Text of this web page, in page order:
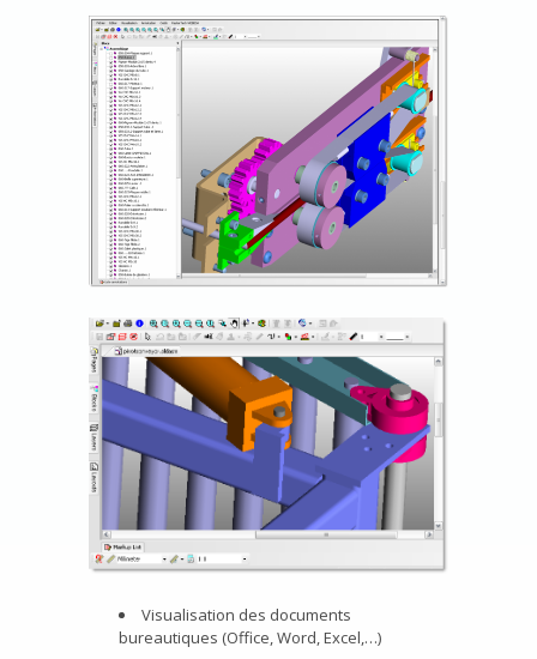
Visualisation des documents
bureautiques (Office, Word, Excel,…)